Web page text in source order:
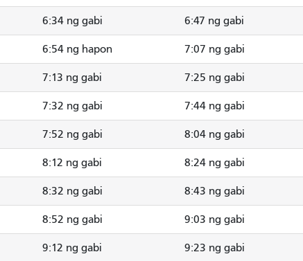
6:34 ng gabi 6:47 ng gabi
6:54 ng hapon 7:07 ng gabi
7:13 ng gabi 7:25 ng gabi
7:32 ng gabi 7:44 ng gabi
7:52 ng gabi 8:04 ng gabi
8:12 ng gabi 8:24 ng gabi
8:32 ng gabi 8:43 ng gabi
8:52 ng gabi 9:03 ng gabi
9:12 ng gabi 9:23 ng gabi